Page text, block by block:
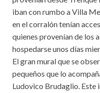
iban con rumbo a Villa
en el corralón tenían
quienes provenían de los
hospedarse unos días
El gran mural que se
pequeños que lo
Ludovico Brudaglio. Este